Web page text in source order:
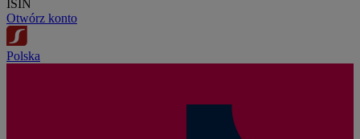
ISIN
Otwórz konto
Polska